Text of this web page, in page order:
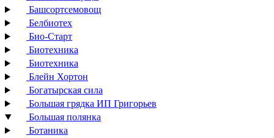
Башсортсемовощ
Белбиотех
Био-Старт
Биотехника
Биотехника
Блейн Хортон
Богатырская сила
Большая грядка ИП Григорьев
Большая полянка
Ботаника